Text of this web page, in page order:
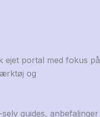
ejet portal med fokus på
og
guides, anbefalinger